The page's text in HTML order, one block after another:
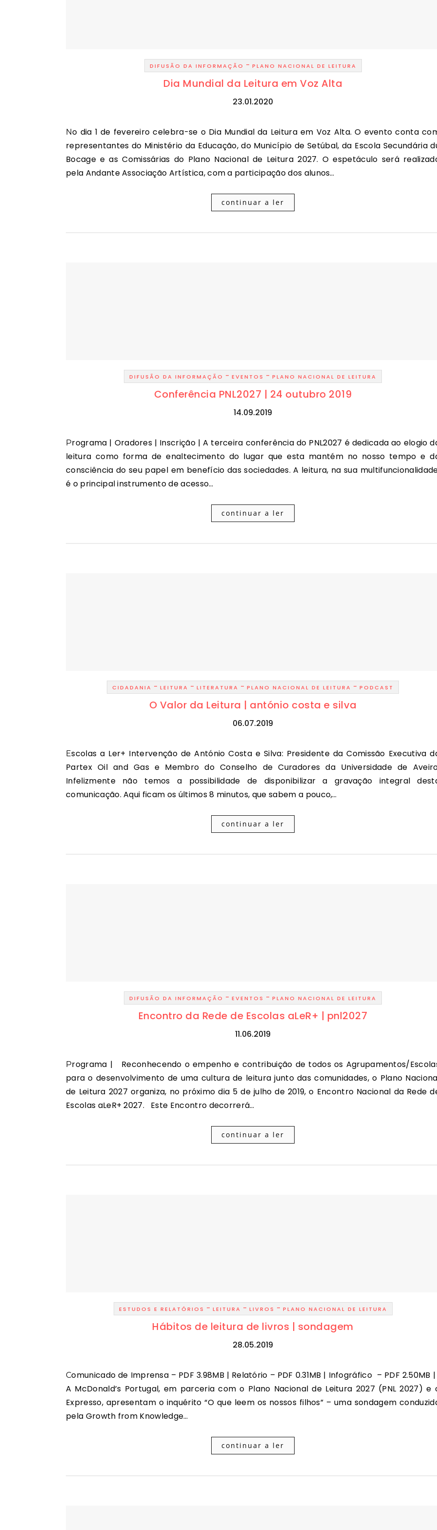
DIFUSÃO DA INFORMAÇÃO - PLANO NACIONAL DE LEITURA
Dia Mundial da Leitura em Voz Alta
23.01.2020
No dia 1 de fevereiro celebra-se o Dia Mundial da Leitura em Voz Alta. O evento conta com
representantes do Ministério da Educação, do Município de Setúbal, da Escola Secundária
Bocage e as Comissárias do Plano Nacional de Leitura 2027. O espetáculo será
pela Andante Associação Artística, com a participação dos alunos…
continuar a ler
DIFUSÃO DA INFORMAÇÃO - EVENTOS - PLANO NACIONAL DE LEITURA
Conferência PNL2027 | 24 outubro 2019
14.09.2019
Programa | Oradores | Inscrição | A terceira conferência do PNL2027 é dedicada ao elogio da
leitura como forma de enaltecimento do lugar que esta mantém no nosso tempo e
consciência do seu papel em benefício das sociedades. A leitura, na sua
é o principal instrumento de acesso…
continuar a ler
CIDADANIA - LEITURA - LITERATURA - PLANO NACIONAL DE LEITURA - PODCAST
O Valor da Leitura | antónio costa e silva
06.07.2019
Escolas a Ler+ Intervenção de António Costa e Silva: Presidente da Comissão Executiva da
Partex Oil and Gas e Membro do Conselho de Curadores da Universidade de
Infelizmente não temos a possibilidade de disponibilizar a gravação integral
comunicação. Aqui ficam os últimos 8 minutos, que sabem a pouco,…
continuar a ler
DIFUSÃO DA INFORMAÇÃO - EVENTOS - PLANO NACIONAL DE LEITURA
Encontro da Rede de Escolas aLeR+ | pnl2027
11.06.2019
Programa | Reconhecendo o empenho e contribuição de todos os Agrupamentos/Escolas
para o desenvolvimento de uma cultura de leitura junto das comunidades, o Plano
de Leitura 2027 organiza, no próximo dia 5 de julho de 2019, o Encontro Nacional da Rede
Escolas aLeR+ 2027. Este Encontro decorrerá…
continuar a ler
ESTUDOS E RELATÓRIOS - LEITURA - LIVROS - PLANO NACIONAL DE LEITURA
Hábitos de leitura de livros | sondagem
28.05.2019
Comunicado de Imprensa – PDF 3.98MB | Relatório – PDF 0.31MB | Infográfico – PDF 2.50MB |
A McDonald’s Portugal, em parceria com o Plano Nacional de Leitura 2027 (PNL 2027) e
Expresso, apresentam o inquérito “O que leem os nossos filhos” – uma sondagem
pela Growth from Knowledge…
continuar a ler